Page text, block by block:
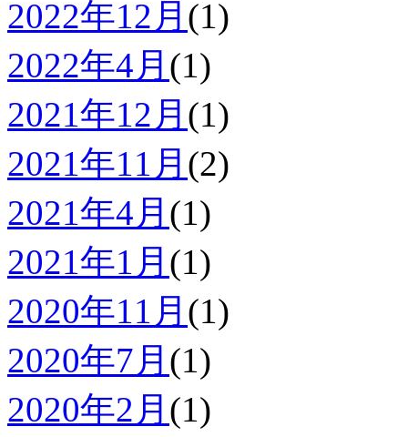
2022年12月 (1)
2022年4月 (1)
2021年12月 (1)
2021年11月 (2)
2021年4月 (1)
2021年1月 (1)
2020年11月 (1)
2020年7月 (1)
2020年2月 (1)